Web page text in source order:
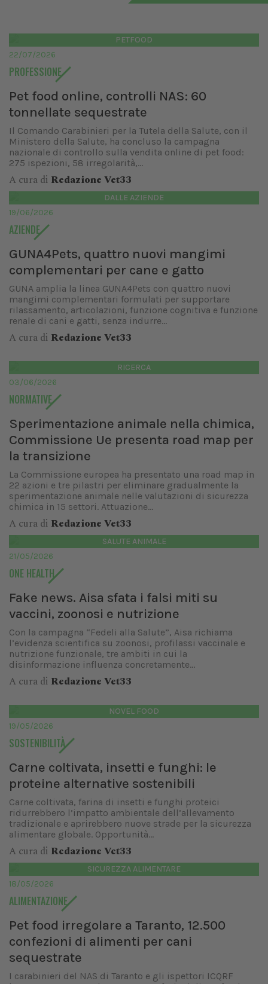
PETFOOD
22/07/2026
PROFESSIONE
Pet food online, controlli NAS: 60
tonnellate sequestrate
Il Comando Carabinieri per la Tutela della Salute, con il
Ministero della Salute, ha concluso la campagna
nazionale di controllo sulla vendita online di pet food:
275 ispezioni, 58 irregolarità,...
A cura di Redazione Vet33
DALLE AZIENDE
19/06/2026
AZIENDE
GUNA4Pets, quattro nuovi mangimi
complementari per cane e gatto
GUNA amplia la linea GUNA4Pets con quattro nuovi
mangimi complementari formulati per supportare
rilassamento, articolazioni, funzione cognitiva e funzione
renale di cani e gatti, senza indurre...
A cura di Redazione Vet33
RICERCA
03/06/2026
NORMATIVE
Sperimentazione animale nella chimica,
Commissione Ue presenta road map per
la transizione
La Commissione europea ha presentato una road map in
22 azioni e tre pilastri per eliminare gradualmente la
sperimentazione animale nelle valutazioni di sicurezza
chimica in 15 settori. Attuazione...
A cura di Redazione Vet33
SALUTE ANIMALE
21/05/2026
ONE HEALTH
Fake news. Aisa sfata i falsi miti su
vaccini, zoonosi e nutrizione
Con la campagna “Fedeli alla Salute”, Aisa richiama
l’evidenza scientifica su zoonosi, profilassi vaccinale e
nutrizione funzionale, tre ambiti in cui la
disinformazione influenza concretamente...
A cura di Redazione Vet33
NOVEL FOOD
19/05/2026
SOSTENIBILITÀ
Carne coltivata, insetti e funghi: le
proteine alternative sostenibili
Carne coltivata, farina di insetti e funghi proteici
ridurrebbero l’impatto ambientale dell’allevamento
tradizionale e aprirebbero nuove strade per la sicurezza
alimentare globale. Opportunità...
A cura di Redazione Vet33
SICUREZZA ALIMENTARE
18/05/2026
ALIMENTAZIONE
Pet food irregolare a Taranto, 12.500
confezioni di alimenti per cani
sequestrate
I carabinieri del NAS di Taranto e gli ispettori ICQRF